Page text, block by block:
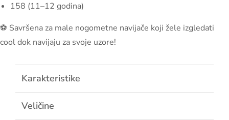
158 (11–12 godina)
⚽ Savršena za male nogometne navijače koji žele izgledati
cool dok navijaju za svoje uzore!
Karakteristike
Veličine